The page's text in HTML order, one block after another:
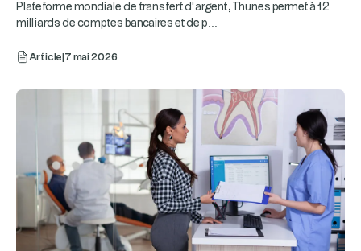
Plateforme mondiale de transfert d’argent, Thunes permet à 12
milliards de comptes bancaires et de p
Article 7 mai 2026